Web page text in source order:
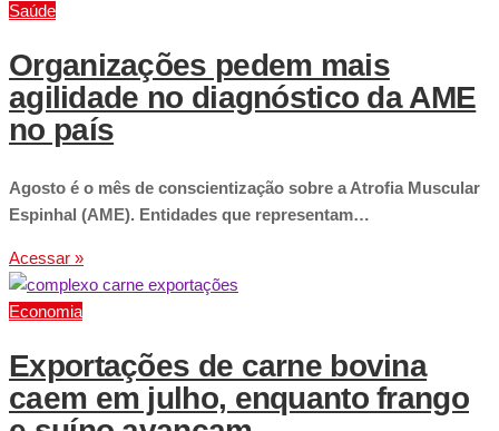
Saúde
Organizações pedem mais
agilidade no diagnóstico da AME
no país
Agosto é o mês de conscientização sobre a Atrofia Muscular
Espinhal (AME). Entidades que representam…
Acessar »
Economia
Exportações de carne bovina
caem em julho, enquanto frango